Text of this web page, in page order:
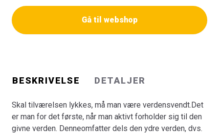
råde og bestemme i de større fællesskaber. Når man
aktivt forbinder sigmed de meningsgivende
tilbøjeligheder i en selv, overtager sig selv og danner
centrale elementer i forholdet til for det første den indre
være en person, det at udvikle sin villen ogsin frie
vilje.For det andet i forholdet til den ydre verden: de
forskellige elementer i det naturgivneog de mange
Gå til webshop
BESKRIVELSE DETALJER
Skal tilværelsen lykkes, må man være verdensvendt.Det
er man for det første, når man aktivt forholder sig til den
givne verden. Denneomfatter dels den ydre verden, dvs.